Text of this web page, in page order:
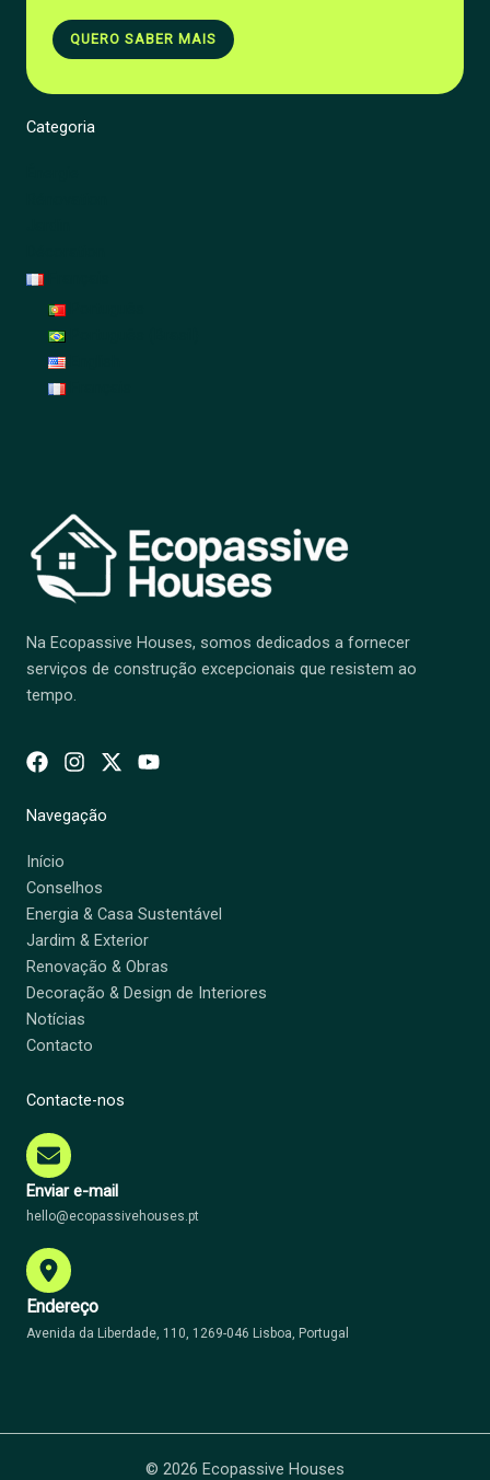
QUERO SABER MAIS
Categoria
Na Ecopassive Houses, somos dedicados a fornecer
serviços de construção excepcionais que resistem ao
tempo.
Navegação
Início
Conselhos
Energia & Casa Sustentável
Jardim & Exterior
Renovação & Obras
Decoração & Design de Interiores
Notícias
Contacto
Contacte-nos
Enviar e-mail
hello@ecopassivehouses.pt
Endereço
Avenida da Liberdade, 110, 1269-046 Lisboa, Portugal
© 2026 Ecopassive Houses